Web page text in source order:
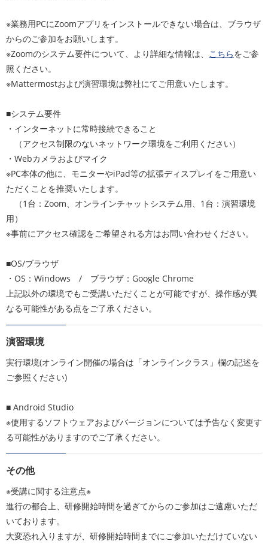
※業務用PCにZoomアプリをインストールできない場合は、ブラウザ
からのご参加をお願いします。
※Zoomのシステム要件について、より詳細な情報は、
こちらをご参
照ください。
※Mattermostおよび演習環境は弊社にてご用意いたします。
■システム要件
・インターネットに常時接続できること
（アクセス制限のないネットワーク環境をご利用ください）
・Webカメラおよびマイク
※PC本体の他に、モニターやiPad等の拡張ディスプレイをご用意い
ただくことを推奨いたします。
（1台：Zoom、オンラインチャットシステム用、1台：演習環境
用）
※事前にアクセス確認をご希望される方はお問い合わせください。
■OS/ブラウザ
・OS：Windows / ブラウザ：Google Chrome
上記以外の環境でもご受講いただくことが可能ですが、操作感が異
なる可能性がある点をご了承ください。
演習環境
実行環境(オンライン開催の場合は「オンラインクラス」欄の記述を
ご参照ください)
■ Android Studio
※使用するソフトウェアおよびバージョンについては予告なく変更す
る可能性がありますのでご了承ください。
その他
※受講に関する注意点※
進行の都合上、研修開始時間を過ぎてからのご参加はご遠慮いただ
いております。
大変恐れ入りますが、研修開始時間までにご参加いただけていない